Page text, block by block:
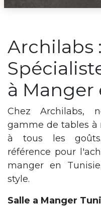
Archilabs
à Manger
Chez Archilabs,
gamme de tables à
à tous les
référence pour
manger en
style.
Salle a Manger